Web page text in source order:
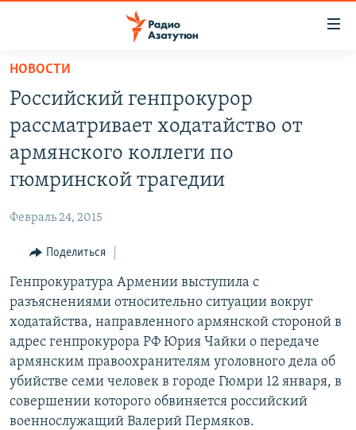
Перейти
основному
содержанию
Перейти
основной
Перейти
поиску
ПОЛИТИКА
РЕГИОН
НАГОРНЫЙ КАРАБАХ
КУЛЬТУРА
СПОРТ
АРХИВ
Հայերեն
English
НОВОСТИ
Российский генпрокурор
рассматривает ходатайство от
армянского коллеги по
гюмринской трагедии
Февраль 24, 2015
Поделиться
Генпрокуратура Армении выступила с
разъяснениями относительно ситуации вокруг
ходатайства, направленного армянской стороной в
адрес генпрокурора РФ Юрия Чайки о передаче
армянским правоохранителям уголовного дела об
убийстве семи человек в городе Гюмри 12 января, в
совершении которого обвиняется российский
военнослужащий Валерий Пермяков.